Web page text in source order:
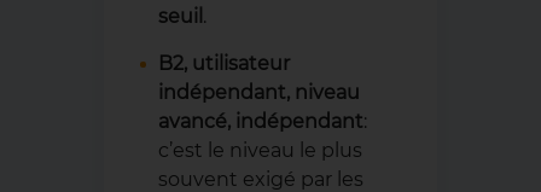
seuil .
B2, utilisateur
indépendant, niveau
avancé, indépendant:
c’est le niveau le plus
souvent exigé par les